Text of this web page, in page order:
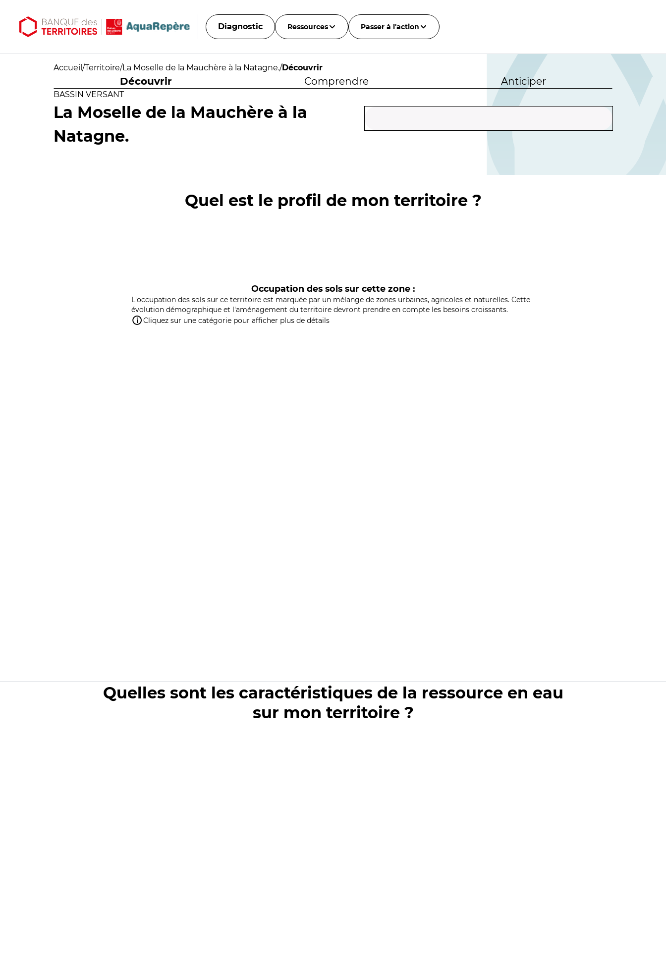
Diagnostic Ressources Passer à l'action
Accueil /Territoire/La Moselle de la Mauchère à la Natagne./Découvrir
Découvrir Comprendre Anticiper
BASSIN VERSANT
La Moselle de la Mauchère à la
Natagne.
Quel est le profil de mon territoire ?
Occupation des sols sur cette zone :
L'occupation des sols sur ce territoire est marquée par un mélange de zones urbaines, agricoles et naturelles. Cette
évolution démographique et l'aménagement du territoire devront prendre en compte les besoins croissants.
Cliquez sur une catégorie pour afficher plus de détails
Quelles sont les caractéristiques de la ressource en eau
sur mon territoire ?